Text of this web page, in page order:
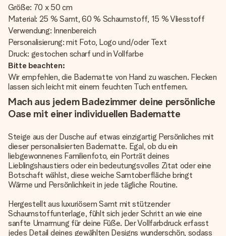
Größe: 70 x 50 cm
Material: 25 % Samt, 60 % Schaumstoff, 15 % Vliesstoff
Verwendung: Innenbereich
Personalisierung: mit Foto, Logo und/oder Text
Druck: gestochen scharf und in Vollfarbe
Bitte beachten:
Wir empfehlen, die Badematte von Hand zu waschen. Flecken
lassen sich leicht mit einem feuchten Tuch entfernen.
Mach aus jedem Badezimmer deine persönliche
Oase mit einer individuellen Badematte
Steige aus der Dusche auf etwas einzigartig Persönliches mit
dieser personalisierten Badematte. Egal, ob du ein
liebgewonnenes Familienfoto, ein Porträt deines
Lieblingshaustiers oder ein bedeutungsvolles Zitat oder eine
Botschaft wählst, diese weiche Samtoberfläche bringt
Wärme und Persönlichkeit in jede tägliche Routine.
Hergestellt aus luxuriösem Samt mit stützender
Schaumstoffunterlage, fühlt sich jeder Schritt an wie eine
sanfte Umarmung für deine Füße. Der Vollfarbdruck erfasst
jedes Detail deines gewählten Designs wunderschön, sodass